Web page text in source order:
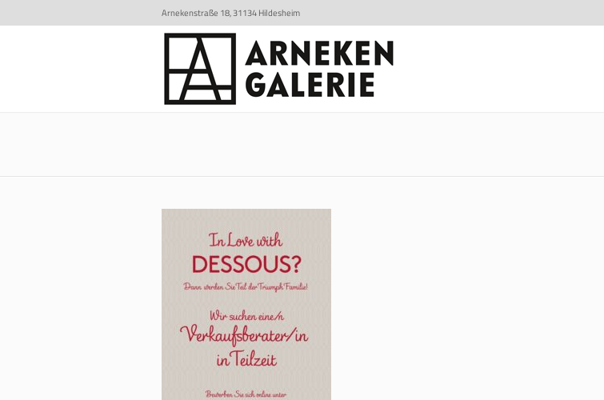
Arnekenstraße 18, 31134 Hildesheim